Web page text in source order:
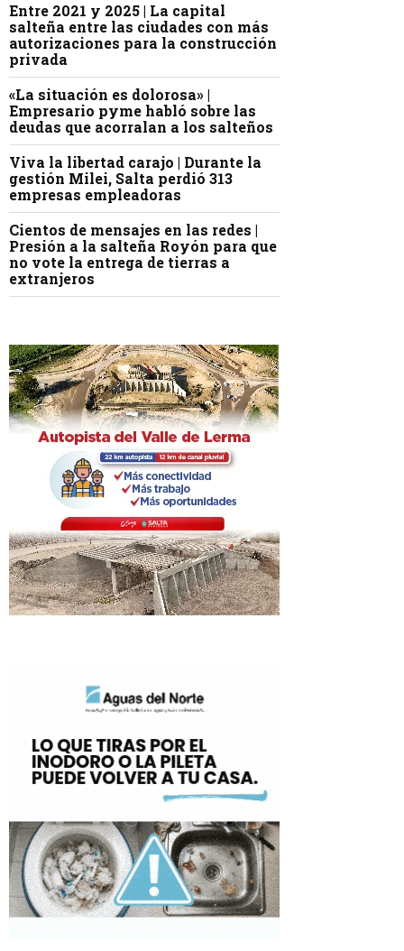
Entre 2021 y 2025 | La capital
salteña entre las ciudades con más
autorizaciones para la construcción
privada
«La situación es dolorosa» |
Empresario pyme habló sobre las
deudas que acorralan a los salteños
Viva la libertad carajo | Durante la
gestión Milei, Salta perdió 313
empresas empleadoras
Cientos de mensajes en las redes |
Presión a la salteña Royón para que
no vote la entrega de tierras a
extranjeros